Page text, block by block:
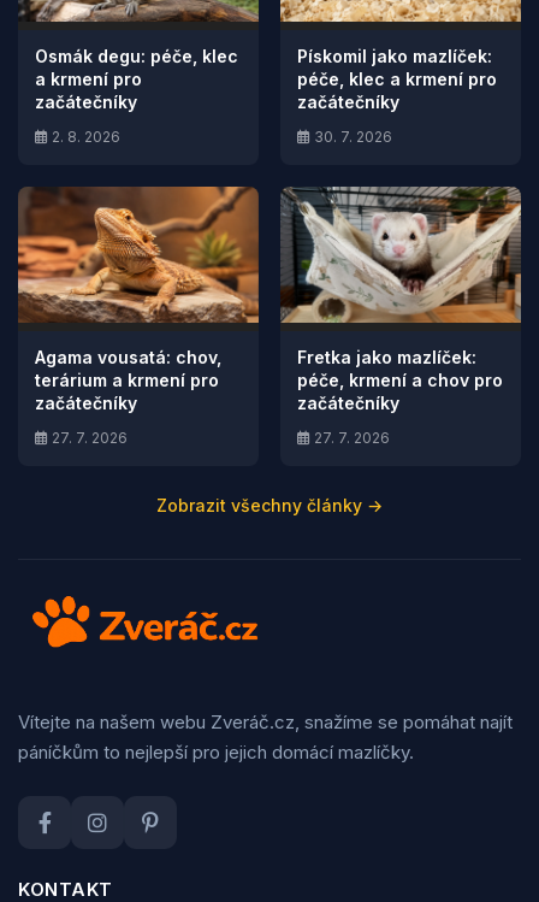
Osmák degu: péče, klec
a krmení pro
začátečníky
2. 8. 2026
Pískomil jako mazlíček:
péče, klec a krmení pro
začátečníky
30. 7. 2026
Agama vousatá: chov,
terárium a krmení pro
začátečníky
27. 7. 2026
Fretka jako mazlíček:
péče, krmení a chov pro
začátečníky
27. 7. 2026
Zobrazit všechny články →
Vítejte na našem webu Zveráč.cz, snažíme se pomáhat najít
páníčkům to nejlepší pro jejich domácí mazlíčky.
KONTAKT